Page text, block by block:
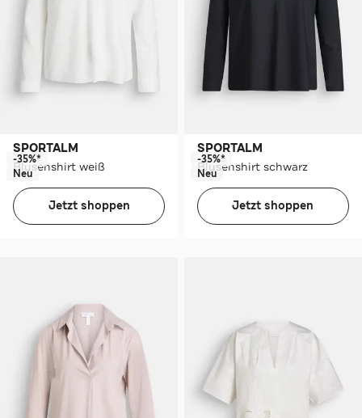
SPORTALM
Blusenshirt weiß
-35%*
Neu
Jetzt shoppen
SPORTALM
Blusenshirt schwarz
-35%*
Neu
Jetzt shoppen